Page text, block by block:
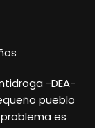
-DEA-
pueblo
problema es